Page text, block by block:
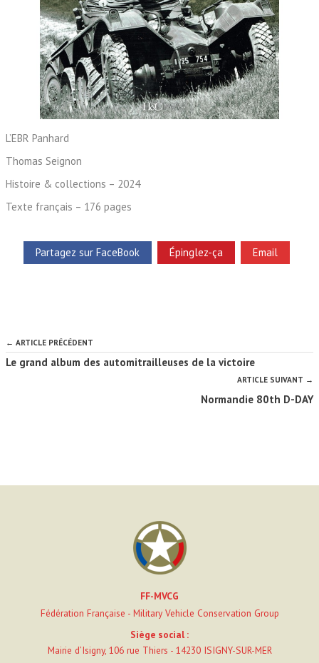
L’EBR Panhard
Thomas Seignon
Histoire & collections – 2024
Texte français – 176 pages
Partagez sur FaceBook Épinglez-ça Email
← ARTICLE PRÉCÉDENT
Le grand album des automitrailleuses de la victoire
ARTICLE SUIVANT →
Normandie 80th D-DAY
FF-MVCG
Fédération Française - Military Vehicle Conservation Group
Siège social :
Mairie d’Isigny, 106 rue Thiers - 14230 ISIGNY-SUR-MER